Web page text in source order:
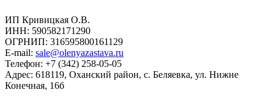
ИП Кривицкая О.В.
ИНН: 590582171290
ОГРНИП: 316595800161129
E-mail: sale@olenyazastava.ru
Телефон: +7 (342) 258-05-05
Адрес: 618119, Оханский район, с. Беляевка, ул. Нижне
Конечная, 16б